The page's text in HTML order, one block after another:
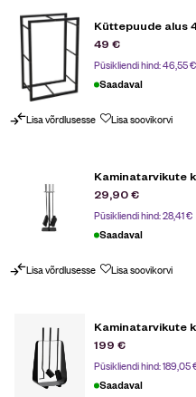
Küttepuude alus
49 €
Püsikliendi hind:46,55€
Saadaval
Lisa võrdlusesse Lisa soovikorvi
Kaminatarvikute
29,90€
Püsikliendi hind:28,41€
Saadaval
Lisa võrdlusesse Lisa soovikorvi
Kaminatarvikute
199 €
Püsikliendi hind:189,05
Saadaval